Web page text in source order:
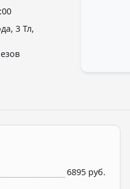
3 Тл,
6895 руб.